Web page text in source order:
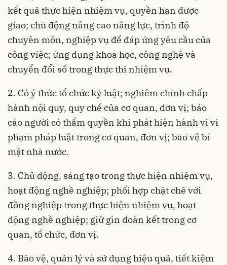
kết quả thực hiện nhiệm vụ, quyền hạn được
giao; chủ động nâng cao năng lực, trình độ
chuyên môn, nghiệp vụ để đáp ứng yêu cầu của
công việc; ứng dụng khoa học, công nghệ và
chuyển đổi số trong thực thi nhiệm vụ.
2. Có ý thức tổ chức kỷ luật; nghiêm chỉnh chấp
hành nội quy, quy chế của cơ quan, đơn vị; báo
cáo người có thẩm quyền khi phát hiện hành vi vi
phạm pháp luật trong cơ quan, đơn vị; bảo vệ bí
mật nhà nước.
3. Chủ động, sáng tạo trong thực hiện nhiệm vụ,
hoạt động nghề nghiệp; phối hợp chặt chẽ với
đồng nghiệp trong thực hiện nhiệm vụ, hoạt
động nghề nghiệp; giữ gìn đoàn kết trong cơ
quan, tổ chức, đơn vị.
4. Bảo vệ, quản lý và sử dụng hiệu quả, tiết kiệm